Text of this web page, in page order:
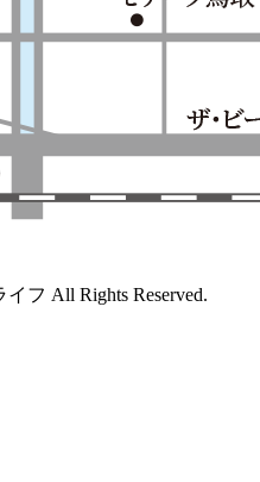
フ All Rights Reserved.